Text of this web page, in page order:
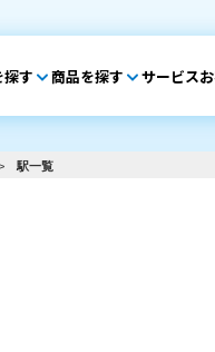
す 商品を探す サービス
駅一覧